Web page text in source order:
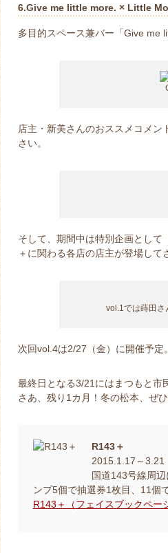
6.Give me little more. × Little
多目的スペース兼バー「Give me
店主・新美さんのおススメコメ
さい。
そして、期間中は特別企画として
＋に関わる各店の店主が登場して
vol.1では蒔田
次回vol.4は2/27（金）に開催予定
最終日となる3/21にはまつもと市
さあ、残り1カ月！冬の松本、ぜ
R143＋
2015.1.17～3.21
国道143号線周
ンプ5個で抽選券1枚目、11個
R143＋（フェイスブックペー